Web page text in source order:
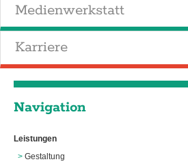
Medienwerkstatt
Karriere
Navigation
Leistungen
Gestaltung